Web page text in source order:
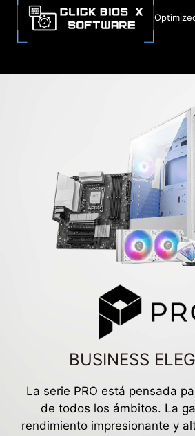
BUSINESS
La serie PRO está pensada
de todos los ámbitos. La
rendimiento impresionante y